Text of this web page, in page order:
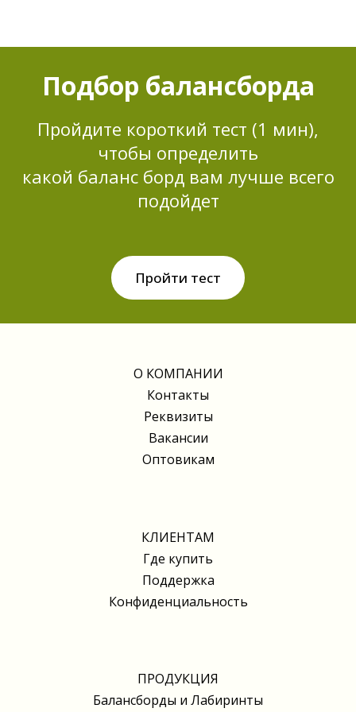
Подбор балансборда
Пройдите короткий тест (1 мин),
чтобы определить
какой баланс борд вам лучше всего
подойдет
Пройти тест
О КОМПАНИИ
Контакты
Реквизиты
Вакансии
Оптовикам
КЛИЕНТАМ
Где купить
Поддержка
Конфиденциальность
ПРОДУКЦИЯ
Балансборды и Лабиринты